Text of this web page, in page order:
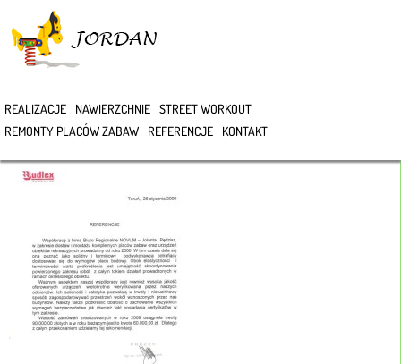
REALIZACJE NAWIERZCHNIE STREET WORKOUT
REMONTY PLACÓW ZABAW
REFERENCJE KONTAKT
REFERENCJE